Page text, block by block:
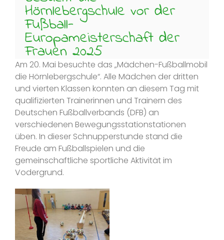
Hörnlebergschule vor der
Fußball-
Europameisterschaft der
Frauen 2025
Am 20. Mai besuchte das „Mädchen-Fußballmobil
die Hörnlebergschule“. Alle Mädchen der dritten
und vierten Klassen konnten an diesem Tag mit
qualifizierten Trainerinnen und Trainern des
Deutschen Fußballverbands (DFB) an
verschiedenen Bewegungsstationstationen
üben. In dieser Schnupperstunde stand die
Freude am Fußballspielen und die
gemeinschaftliche sportliche Aktivität im
Vodergrund.